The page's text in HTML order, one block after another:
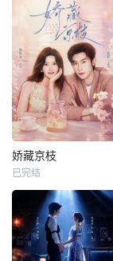
娇藏京枝
已完结